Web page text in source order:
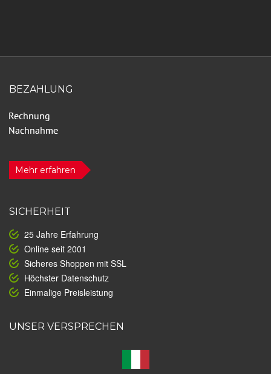
BEZAHLUNG
Mehr erfahren
SICHERHEIT
25 Jahre Erfahrung
Online seit 2001
Sicheres Shoppen mit SSL
Höchster Datenschutz
Einmalige Preisleistung
UNSER VERSPRECHEN